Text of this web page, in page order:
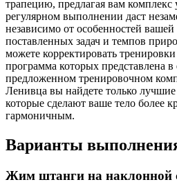
трапецию, предлагая вам
регулярном выполнении даст
независимо от особенностей
поставленных задач и темпов
можете корректировать
программа которых представлена
предложенном тренировочном
Ленивца вы найдете только
которые сделают ваше тело более
гармоничным.
Варианты
Жим штанги на наклонной